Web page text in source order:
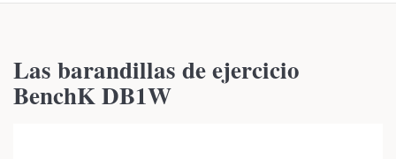
Las barandillas de ejercicio
BenchK DB1W